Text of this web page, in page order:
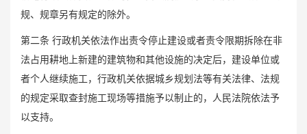
规、规章另有规定的除外。
第二条 行政机关依法作出责令停止建设或者责令限期拆除在非
法占用耕地上新建的建筑物和其他设施的决定后，建设单位或
者个人继续施工，行政机关依据城乡规划法等有关法律、法规
的规定采取查封施工现场等措施予以制止的，人民法院依法予
以支持。